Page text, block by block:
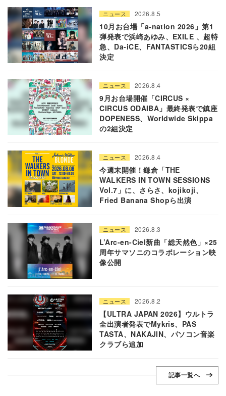
ニュース 2026.8.5
10月お台場「a-nation 2026」第1
弾発表で浜崎あゆみ、EXILE 、超特
急、Da-iCE、FANTASTICSら20組
決定
ニュース 2026.8.4
9月お台場開催「CIRCUS ×
CIRCUS ODAIBA」最終発表で鎮座
DOPENESS、Worldwide Skippa
の2組決定
ニュース 2026.8.4
今週末開催！鎌倉「THE
WALKERS IN TOWN SESSIONS
Vol.7」に、さらさ、kojikoji、
Fried Banana Shopら出演
ニュース 2026.8.3
L’Arc-en-Ciel新曲「総天然色」×25
周年サマソニのコラボレーション映
像公開
ニュース 2026.8.2
【ULTRA JAPAN 2026】ウルトラ
全出演者発表でMykris、PAS
TASTA、NAKAJIN、パソコン音楽
クラブら追加
記事一覧へ